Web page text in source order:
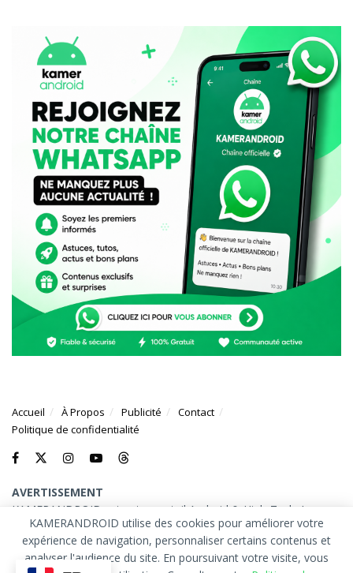
Accueil À Propos Publicité
Contact
Politique de confidentialité
AVERTISSEMENT
KAMERANDROID est votre portail Android & High-Tech. Les
marques et logos mentionnés sur ce site appartiennent à leurs
propriétaires respectifs.
© 2026KAMERANDROID. Tous droits réservés.
KAMERANDROID utilise des cookies pour améliorer votre
expérience de navigation, personnaliser certains contenus et
analyser l'audience du site. En poursuivant votre visite, vous